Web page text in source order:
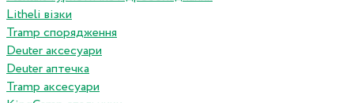
Litheli візки
Tramp спорядження
Deuter аксесуари
Deuter аптечка
Tramp аксесуари